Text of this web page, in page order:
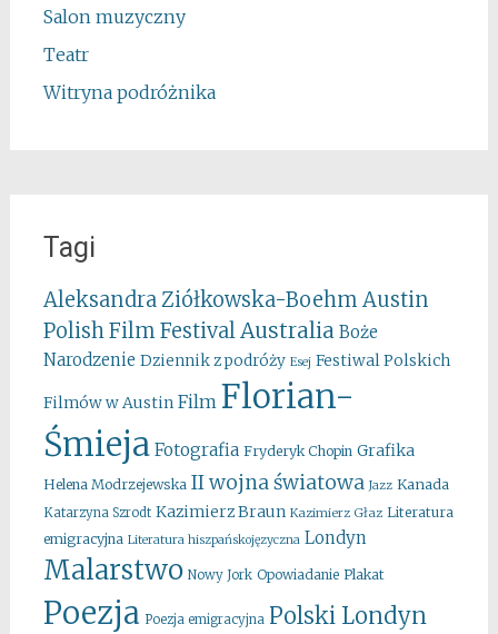
Salon muzyczny
Teatr
Witryna podróżnika
Tagi
Aleksandra Ziółkowska-Boehm Austin
Polish Film FestivalAustralia Boże
Narodzenie Dziennik z podróży Esej Festiwal Polskich
Filmów w Austin Film Florian-
Śmieja Fotografia Fryderyk Chopin Grafika
Helena Modrzejewska II wojna światowa Jazz Kanada
Katarzyna Szrodt Kazimierz Braun Kazimierz Głaz Literatura
emigracyjna Literatura hiszpańskojęzyczna Londyn
Malarstwo Nowy Jork Opowiadanie Plakat
Poezja Poezja emigracyjna Polski Londyn